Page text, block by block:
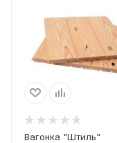
Профиль
Штиль
Толщина
Сорт Дерева
Фактическая ширина
Вагонка "Штиль"